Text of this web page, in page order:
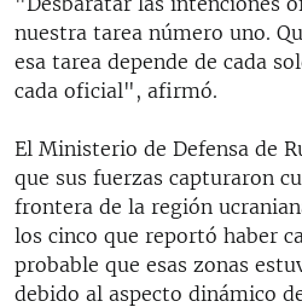
nuestra tarea número uno.
esa tarea depende de cada
cada oficial", afirmó.
El Ministerio de Defensa de
que sus fuerzas capturaron
frontera de la región
los cinco que reportó haber
probable que esas zonas
debido al aspecto dinámico